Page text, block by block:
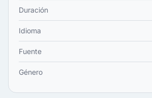
Duración
Idioma
Fuente
Género